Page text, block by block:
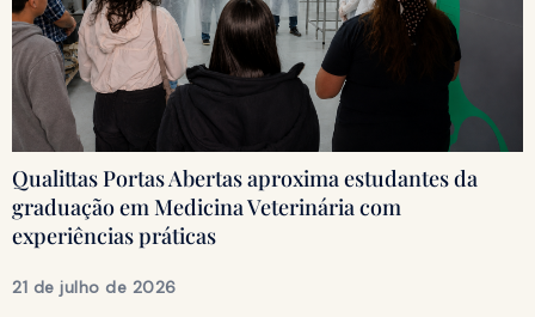
Qualittas Portas Abertas aproxima estudantes da
graduação em Medicina Veterinária com
experiências práticas
21 de julho de 2026